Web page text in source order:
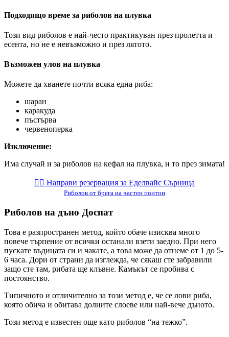
Подходящо време за риболов на плувка
Този вид риболов е най-често практикуван през пролетта и
есента, но не е невъзможно и през лятото.
Възможен улов на плувка
Можете да хванете почти всяка една риба:
шаран
каракуда
пъстърва
червеноперка
Изключение:
Има случай и за риболов на кефал на плувка, и то през зимата!
👉🏻️ Направи резервация за Еделвайс Сърница
Риболов от брега на частен понтон
Риболов на дъно Доспат
Това е разпространен метод, който обаче изисква много
повече търпение от всички останали взети заедно. При него
пускате въдицата си и чакате, а това може да отнеме от 1 до 5-
6 часа. Дори от страни да изглежда, че сякаш сте забравили
защо сте там, рибата ще клъвне. Камъкът се пробива с
постоянство.
Типичното и отличително за този метод е, че се лови риба,
която обича и обитава долните слоеве или най-вече дъното.
Този метод е известен още като риболов “на тежко”.